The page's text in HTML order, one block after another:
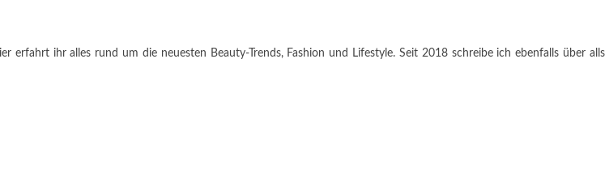
erfahrt ihr alles rund um die neuesten Beauty-Trends, Fashion und Lifestyle. Seit 2018 schreibe ich ebenfalls über alls